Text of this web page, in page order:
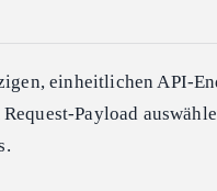
einheitlichen API-
Payload